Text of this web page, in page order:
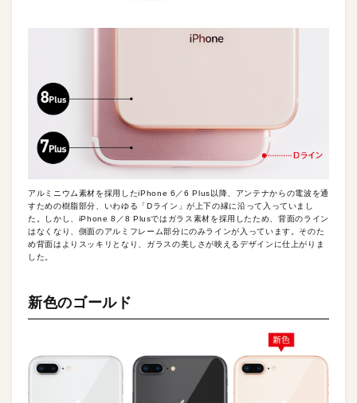
アルミニウム素材を採用したiPhone 6／6 Plus以降、アンテナからの電波を通
すための樹脂部分、いわゆる「Dライン」が上下の縁に沿って入っていまし
た。しかし、iPhone 8／8 Plusではガラス素材を採用したため、背面のライン
はなくなり、側面のアルミフレーム部分にのみラインが入っています。そのた
め背面はよりスッキリとなり、ガラスの美しさが映えるデザインに仕上がりま
した。
新色のゴールド